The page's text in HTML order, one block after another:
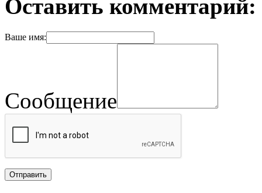
Оставить комментарий:
Ваше имя:
Сообщение